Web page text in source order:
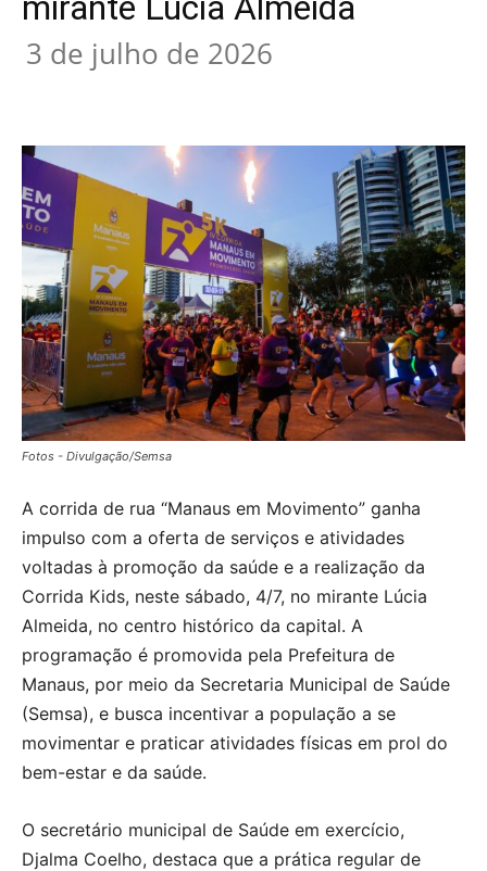
3 de julho de 2026
Fotos - Divulgação/Semsa
A corrida de rua “Manaus em Movimento” ganha
impulso com a oferta de serviços e atividades
voltadas à promoção da saúde e a realização da
Corrida Kids, neste sábado, 4/7, no mirante Lúcia
Almeida, no centro histórico da capital. A
programação é promovida pela Prefeitura de
Manaus, por meio da Secretaria Municipal de Saúde
(Semsa), e busca incentivar a população a se
movimentar e praticar atividades físicas em prol do
bem-estar e da saúde.
O secretário municipal de Saúde em exercício,
Djalma Coelho, destaca que a prática regular de